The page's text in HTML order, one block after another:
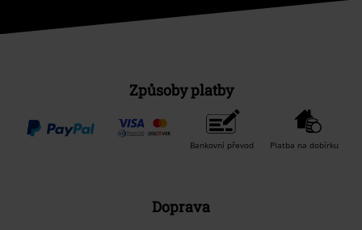
Způsoby platby
Bankovní převod Platba na dobírku
Doprava